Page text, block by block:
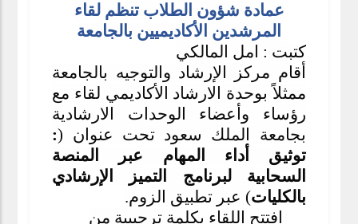
عمادة شؤون الطلاب تنظم لقاء
المرشدين الأكاديميين بالجامعة
كتبت : امل المالكي
أقام مركز الإرشاد والتوجيه بالجامعة
ممثلاً بوحدة الارشاد الأكاديمي لقاء مع
رؤساء وأعضاء الوحدات الارشادية
بجامعة الملك سعود تحت عنوان (:
توثيق أداء المهام عبر المنصة
السحابية لبرنامج التميز الإرشادي
بالكليات) عبر تطبيق الزوم.
افتتح اللقاء بكلمة ترحيبية من